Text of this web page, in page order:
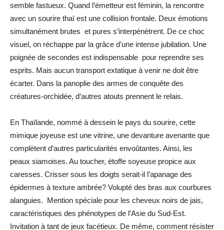
semble fastueux. Quand l’émetteur est féminin, la rencontre
avec un sourire thaï est une collision frontale. Deux émotions
simultanément brutes et pures s’interpénètrent. De ce choc
visuel, on réchappe par la grâce d’une intense jubilation. Une
poignée de secondes est indispensable pour reprendre ses
esprits. Mais aucun transport extatique à venir ne doit être
écarter. Dans la panoplie des armes de conquête des
créatures-orchidée, d’autres atouts prennent le relais.
En Thaïlande, nommé à dessein le pays du sourire, cette
mimique joyeuse est une vitrine, une devanture avenante que
complètent d’autres particularités envoûtantes. Ainsi, les
peaux siamoises. Au toucher, étoffe soyeuse propice aux
caresses. Crisser sous les doigts serait-il l’apanage des
épidermes à texture ambrée? Volupté des bras aux courbures
alanguies. Mention spéciale pour les cheveux noirs de jais,
caractéristiques des phénotypes de l’Asie du Sud-Est.
Invitation à tant de jeux facétieux. De même, comment résister